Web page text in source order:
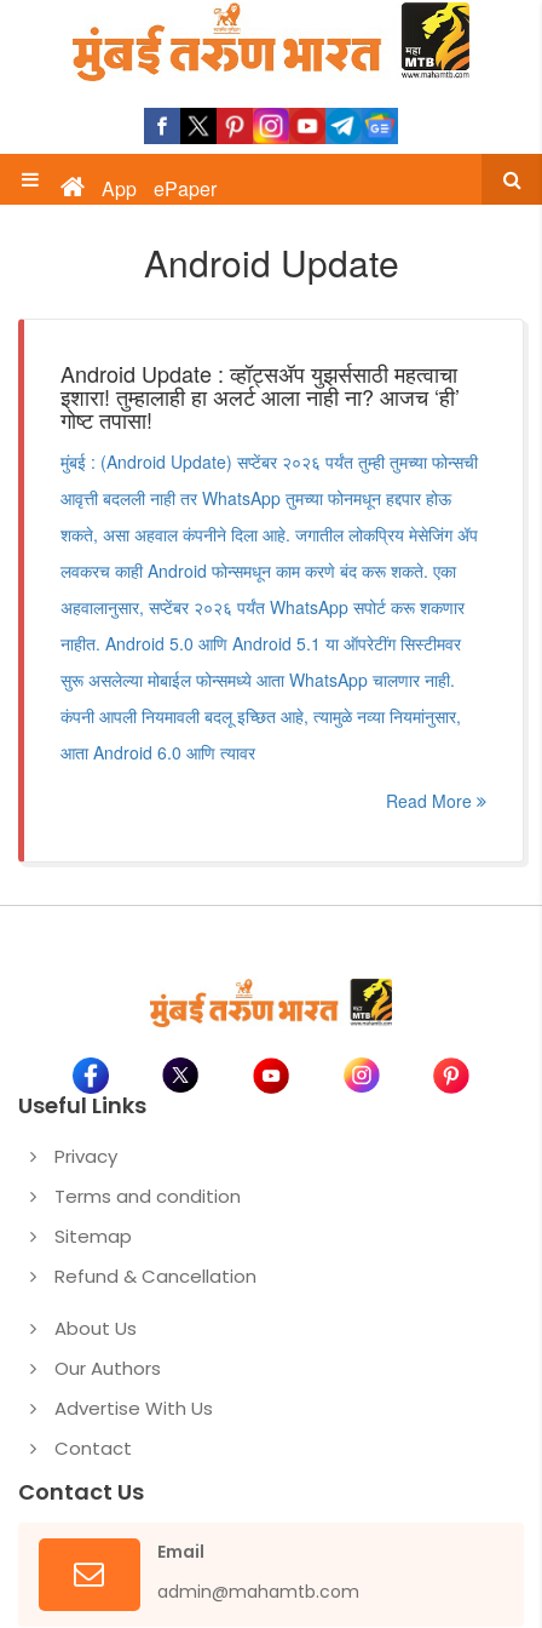
App ePaper
Android Update
Android Update : व्हॉट्सॲप युझर्ससाठी महत्वाचा
इशारा! तुम्हालाही हा अलर्ट आला नाही ना? आजच ‘ही’
गोष्ट तपासा!
मुंबई : (Android Update) सप्टेंबर २०२६ पर्यंत तुम्ही तुमच्या फोन्सची
आवृत्ती बदलली नाही तर WhatsApp तुमच्या फोनमधून हद्दपार होऊ
शकते, असा अहवाल कंपनीने दिला आहे. जगातील लोकप्रिय मेसेजिंग ॲप
लवकरच काही Android फोन्समधून काम करणे बंद करू शकते. एका
अहवालानुसार, सप्टेंबर २०२६ पर्यंत WhatsApp सपोर्ट करू शकणार
नाहीत. Android 5.0 आणि Android 5.1 या ऑपरेटींग सिस्टीमवर
सुरू असलेल्या मोबाईल फोन्समध्ये आता WhatsApp चालणार नाही.
कंपनी आपली नियमावली बदलू इच्छित आहे, त्यामुळे नव्या नियमांनुसार,
आता Android 6.0 आणि त्यावर
Read More
Useful Links
Privacy
Terms and condition
Sitemap
Refund & Cancellation
About Us
Our Authors
Advertise With Us
Contact
Contact Us
Email
admin@mahamtb.com